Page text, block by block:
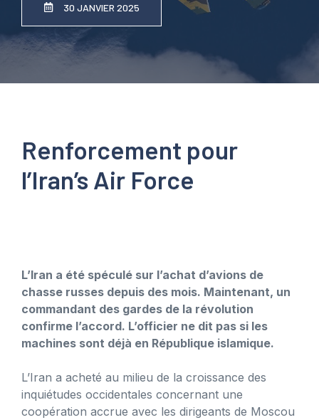
30 JANVIER 2025
Renforcement pour
l’Iran’s Air Force
L’Iran a été spéculé sur l’achat d’avions de
chasse russes depuis des mois. Maintenant, un
commandant des gardes de la révolution
confirme l’accord. L’officier ne dit pas si les
machines sont déjà en République islamique.
L’Iran a acheté au milieu de la croissance des
inquiétudes occidentales concernant une
coopération accrue avec les dirigeants de Moscou